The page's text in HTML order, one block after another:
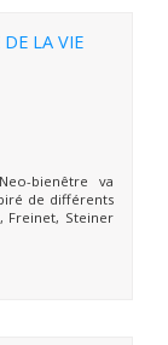
LA VIE
bienêtre va
de différents
Freinet, Steiner